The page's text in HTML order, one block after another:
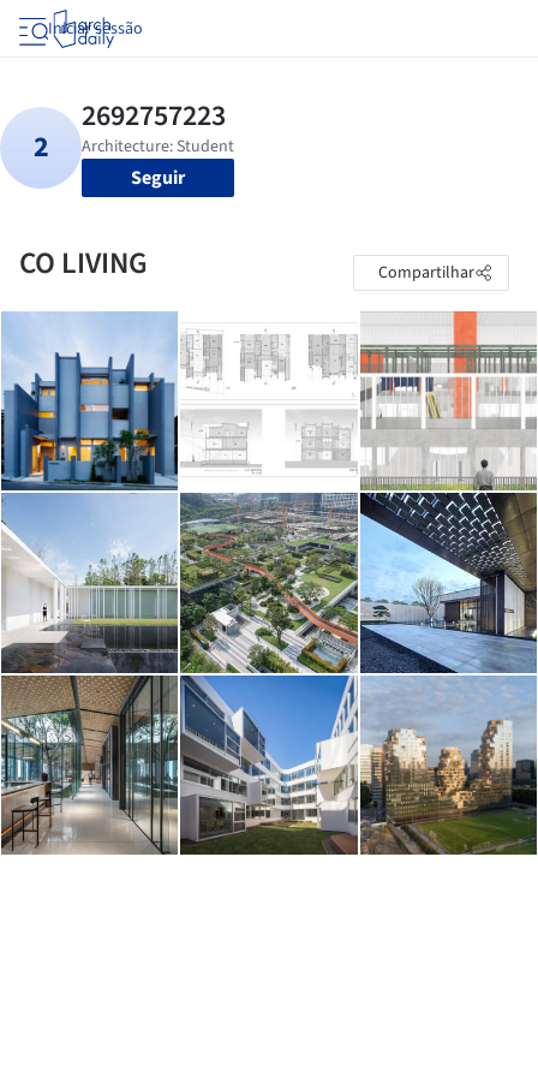
Iniciar sessão
Seguir
CO LIVING Compartilhar